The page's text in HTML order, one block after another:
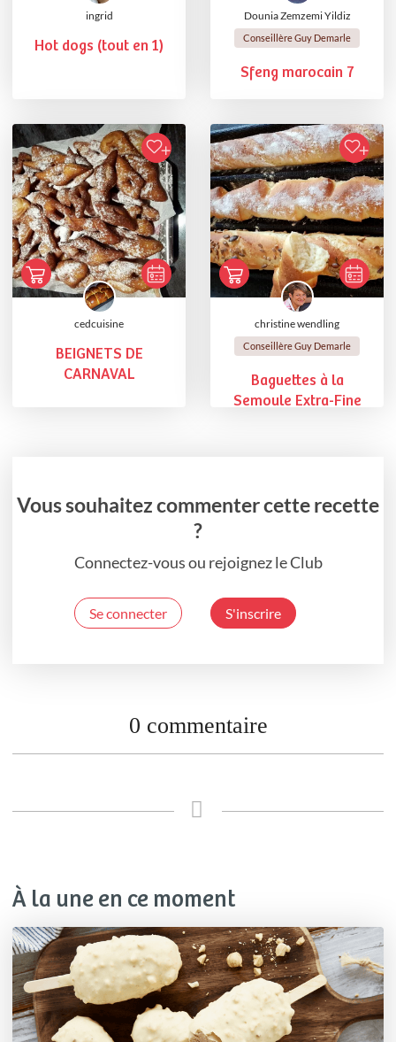
ingrid
Hot dogs (tout en 1)
Dounia Zemzemi Yildiz
Conseillère Guy Demarle
Sfeng marocain 7
cedcuisine
BEIGNETS DE
CARNAVAL
christine wendling
Conseillère Guy Demarle
Baguettes à la
Semoule Extra-Fine
Vous souhaitez commenter cette recette
?
Connectez-vous ou rejoignez le Club
Se connecter S'inscrire
0 commentaire
À la une en ce moment